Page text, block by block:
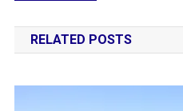
navigation
RELATED POSTS